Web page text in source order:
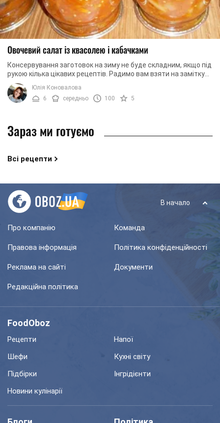
Овочевий салат із квасолею і кабачками
Консервування заготовок на зиму не буде складним, якщо під
рукою кілька цікавих рецептів. Радимо вам взяти на замітку
наш рецепт овочевого салату з ...
Юлія Коновалова
6
середньо 100 5
Зараз ми готуємо
Всі рецепти
В начало
Про компанію Команда
Правова інформація Політика конфіденційності
Реклама на сайті Документи
Редакційна політика
FoodOboz
Рецепти
Напої
Шефи
Кухні світу
Підбірки
Інгрідієнти
Новини кулінарії